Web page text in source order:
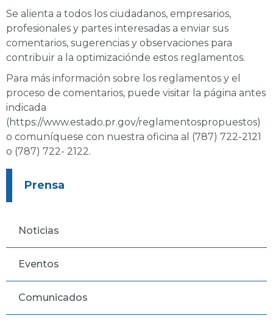
Se alienta a todos los ciudadanos, empresarios,
profesionales y partes interesadas a enviar sus
comentarios, sugerencias y observaciones para
contribuir a la optimizaciónde estos reglamentos.
Para más información sobre los reglamentos y el
proceso de comentarios, puede visitar la página antes
indicada
(https://www.estado.pr.gov/reglamentospropuestos)
o comuníquese con nuestra oficina al (787) 722-2121
o (787) 722- 2122.
Prensa
Noticias
Eventos
Comunicados